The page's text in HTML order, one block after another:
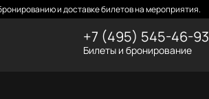
и доставке билетов на мероприятия.
+7 (495) 545-46-93
Билеты и бронирование